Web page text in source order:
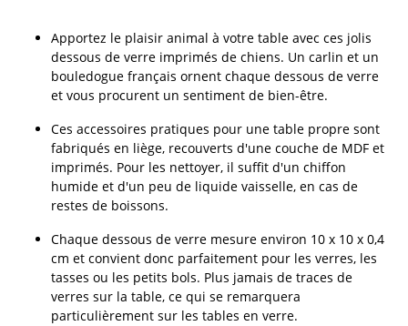
Apportez le plaisir animal à votre table avec ces jolis
dessous de verre imprimés de chiens. Un carlin et un
bouledogue français ornent chaque dessous de verre
et vous procurent un sentiment de bien-être.
Ces accessoires pratiques pour une table propre sont
fabriqués en liège, recouverts d'une couche de MDF et
imprimés. Pour les nettoyer, il suffit d'un chiffon
humide et d'un peu de liquide vaisselle, en cas de
restes de boissons.
Chaque dessous de verre mesure environ 10 x 10 x 0,4
cm et convient donc parfaitement pour les verres, les
tasses ou les petits bols. Plus jamais de traces de
verres sur la table, ce qui se remarquera
particulièrement sur les tables en verre.